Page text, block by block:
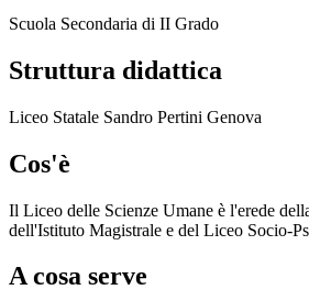
Scuola Secondaria di II Grado
Struttura didattica
Liceo Statale Sandro Pertini Genova
Cos'è
Il Liceo delle Scienze Umane è l'erede
dell'Istituto Magistrale e del Liceo Socio-
A cosa serve